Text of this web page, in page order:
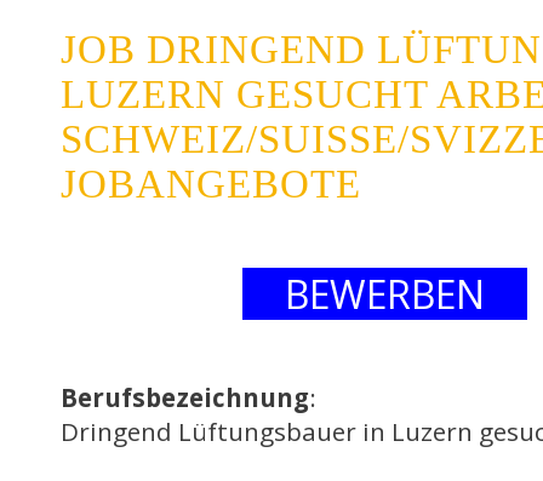
JOB DRINGEND
LUZERN GESUCHT
SCHWEIZ/SUISSE/
JOBANGEBOTE
BEWERBEN
Berufsbezeichnung:
Dringend Lüftungsbauer in Luzern